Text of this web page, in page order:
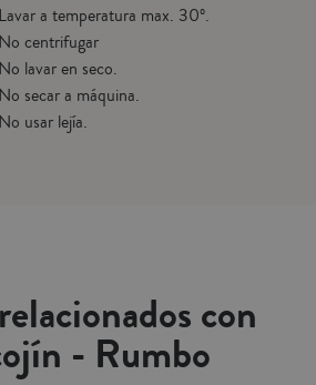
Lavar a temperatura max. 30º.
No centrifugar
No lavar en seco.
No secar a máquina.
No usar lejía.
con
- Rumbo